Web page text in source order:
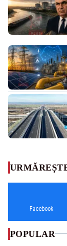
Facebook
POPULAR